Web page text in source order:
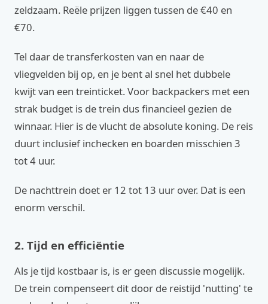
zeldzaam. Reële prijzen liggen tussen de €40 en
€70.
Tel daar de transferkosten van en naar de
vliegvelden bij op, en je bent al snel het dubbele
kwijt van een treinticket. Voor backpackers met een
strak budget is de trein dus financieel gezien de
winnaar. Hier is de vlucht de absolute koning. De reis
duurt inclusief inchecken en boarden misschien 3
tot 4 uur.
De nachttrein doet er 12 tot 13 uur over. Dat is een
enorm verschil.
2. Tijd en efficiëntie
Als je tijd kostbaar is, is er geen discussie mogelijk.
De trein compenseert dit door de reistijd 'nutting' te